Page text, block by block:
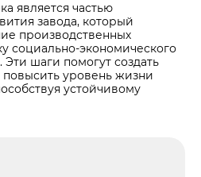
является частью
завода, который
производственных
социально-экономического
шаги помогут создать
уровень жизни
устойчивому